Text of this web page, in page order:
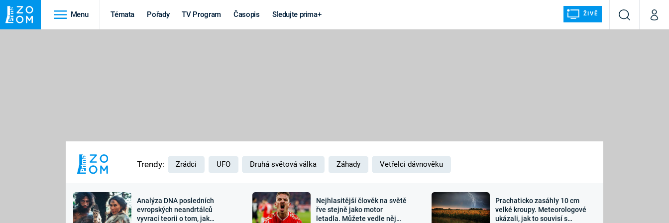
Menu Témata Pořady TV Program Časopis Sledujte prima+ ŽIVĚ
VyhledáváníMůj
MARS
Výročí
Záhady a
Zajímavosti Sledujte nás
Trendy: Zrádci UFO Druhá světová válka Záhady Vetřelci dávnověku
Analýza DNA posledních
evropských neandrtálců
vyvrací teorii o tom, jak
Nejhlasitější člověk na světě
řve stejně jako motor
letadla. Můžete vedle něj
Prachaticko zasáhly 10 cm
velké kroupy. Meteorologové
ukázali, jak to souvisí s